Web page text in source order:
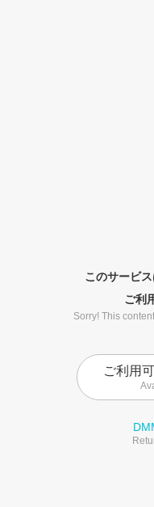
このサービ
ご利
Sorry! This
ご利用